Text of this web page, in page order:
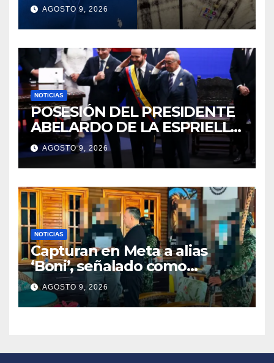
durante jornada del sábado
AGOSTO 9, 2026
NOTICIAS
POSESIÓN DEL PRESIDENTE
ABELARDO DE LA ESPRIELLA
2026 – 2030
AGOSTO 9, 2026
NOTICIAS
Capturan en Meta a alias
‘Boni’, señalado como
segundo cabecilla de los
Comandos de Frontera
AGOSTO 9, 2026